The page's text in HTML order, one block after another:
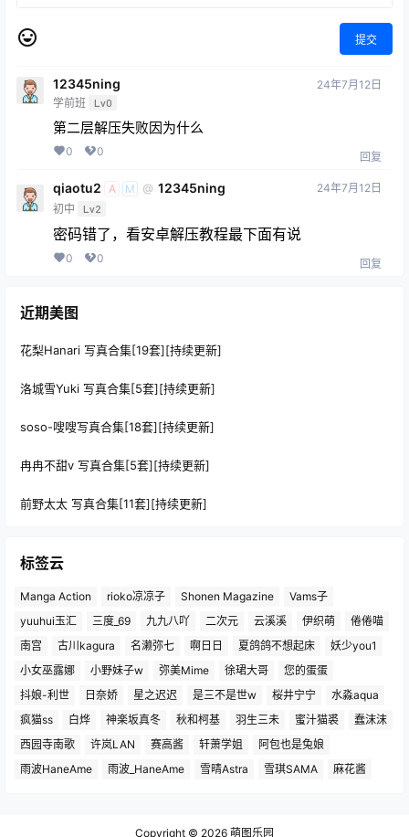
提交
12345ning
学前班 Lv0
24年7月12日
第二层解压失败因为什么
0 0 回复
qiaotu2 A M @ 12345ning
初中 Lv2
24年7月12日
密码错了，看安卓解压教程最下面有说
0 0 回复
近期美图
花梨Hanari 写真合集[19套][持续更新]
洛城雪Yuki 写真合集[5套][持续更新]
soso-嗖嗖写真合集[18套][持续更新]
冉冉不甜v 写真合集[5套][持续更新]
前野太太 写真合集[11套][持续更新]
标签云
Manga Action rioko凉凉子 Shonen Magazine
Vams子
yuuhui玉汇
三度_69 九九八吖 二次元 云溪溪 伊织萌
倦倦喵
南宫
古川kagura 名濑弥七 啊日日 夏鸽鸽不想起床
妖少you1
小女巫露娜
小野妹子w 弥美Mime 徐珺大哥
您的蛋蛋
抖娘-利世
日奈娇 星之迟迟 是三不是世w 桜井宁宁
水淼aqua
疯猫ss
白烨 神楽坂真冬 秋和柯基 羽生三未 蜜汁猫裘
蠢沫沫
西园寺南歌
许岚LAN 赛高酱 轩萧学姐
阿包也是兔娘
雨波HaneAme
雨波_HaneAme 雪晴Astra 雪琪SAMA 麻花酱
Copyright © 2026 萌图乐园